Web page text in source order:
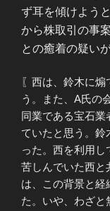
ず耳を傾けよう
から株取引の事
との癒着の疑い
〖西は、鈴木に
う。また、A氏の
同業である宝石業
ていたと思う。鈴
った。西を利用
苦しんでいた西と
は、この背景と経
た。いや、わざと